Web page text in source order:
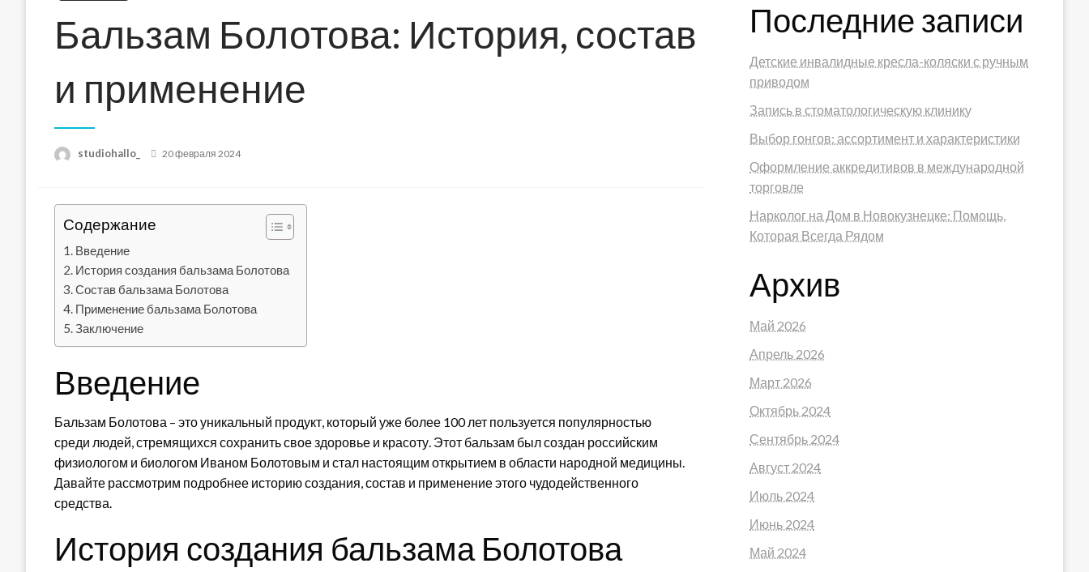
Бальзам Болотова: История, состав
и применение
studiohallo_
Posted
20 февраля 2024
Содержание
Введение
История создания бальзама Болотова
Состав бальзама Болотова
Применение бальзама Болотова
Заключение
Введение
Бальзам Болотова – это уникальный продукт, который уже более 100 лет пользуется популярностью
среди людей, стремящихся сохранить свое здоровье и красоту. Этот бальзам был создан российским
физиологом и биологом Иваном Болотовым и стал настоящим открытием в области народной медицины.
Давайте рассмотрим подробнее историю создания, состав и применение этого чудодейственного
средства.
История создания бальзама Болотова
Последние записи
Детские инвалидные кресла-коляски с ручным
приводом
Запись в стоматологическую клинику
Выбор гонгов: ассортимент и характеристики
Оформление аккредитивов в международной
торговле
Нарколог на Дом в Новокузнецке: Помощь,
Которая Всегда Рядом
Архив
Май 2026
Апрель 2026
Март 2026
Октябрь 2024
Сентябрь 2024
Август 2024
Июль 2024
Июнь 2024
Май 2024